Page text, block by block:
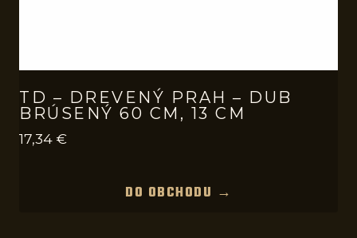
TD – DREVENÝ PRAH – DUB
BRÚSENÝ 60 CM, 13 CM
17,34 €
DO OBCHODU →